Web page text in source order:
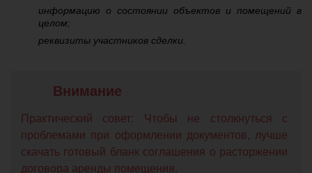
информацию о состоянии объектов и помещений в
целом;
реквизиты участников сделки.
Практический совет: Чтобы не столкнуться с
проблемами при оформлении документов, лучше
скачать готовый бланк соглашения о расторжении
договора аренды помещения.